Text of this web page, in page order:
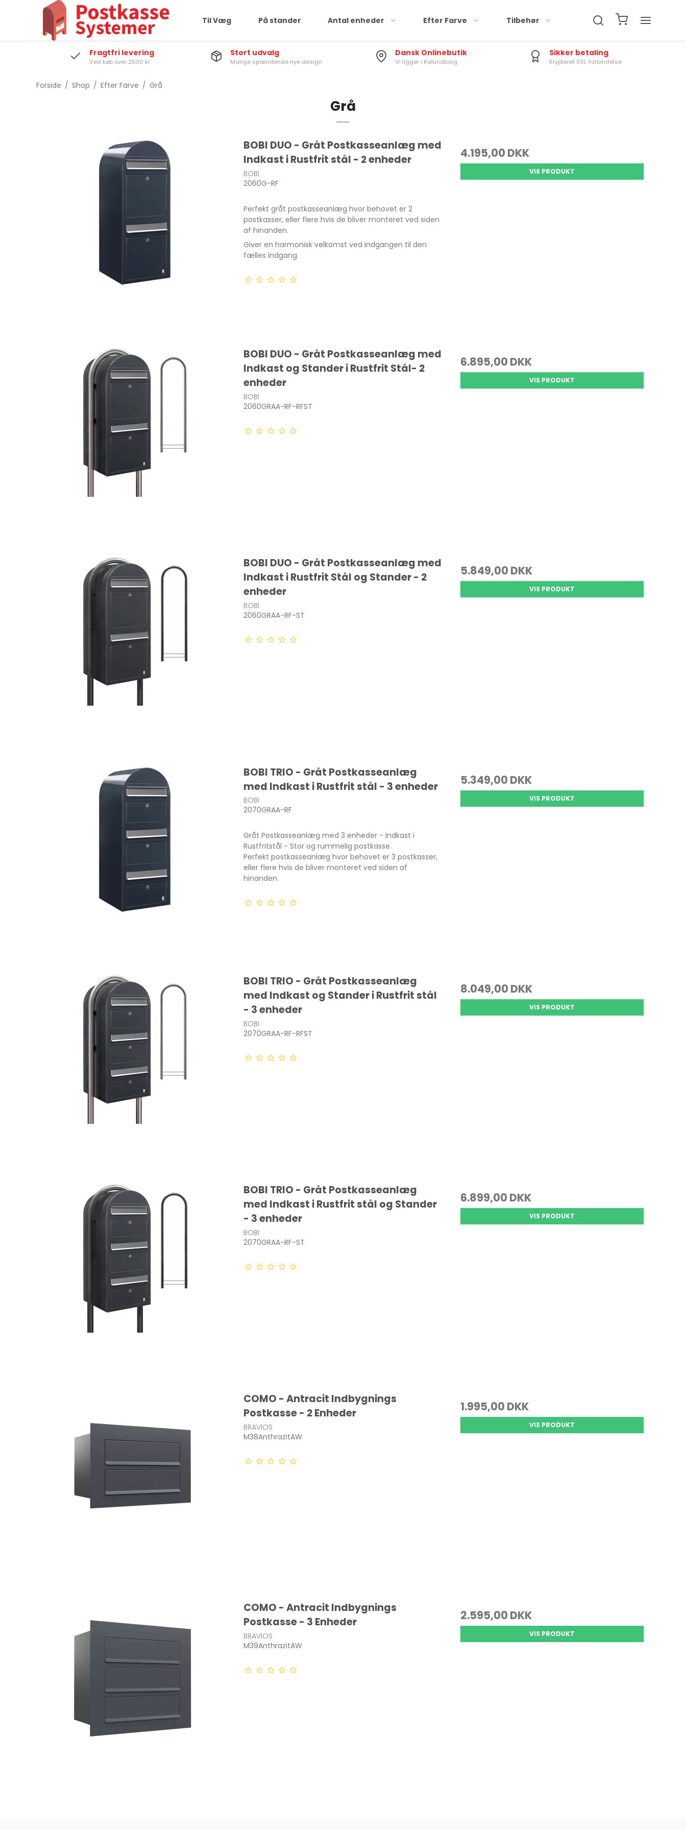
Til Væg På stander Antal enheder Efter Farve Tilbehør
Fragtfri levering
Ved køb over 2500 kr.
Stort udvalg
Mange spændende nye design
Dansk Onlinebutik
Vi ligger i Kalundborg
Sikker betaling
Krypteret SSL-forbindelse
Forside / Shop / Efter Farve / Grå
Grå
BOBI DUO - Gråt Postkasseanlæg med
Indkast i Rustfrit stål - 2 enheder
BOBI
2060G-RF
Perfekt gråt postkasseanlæg hvor behovet er 2
postkasser, eller flere hvis de bliver monteret ved siden
af hinanden.
Giver en harmonisk velkomst ved indgangen til den
fælles indgang.
4.195,00 DKK
VIS PRODUKT
BOBI DUO - Gråt Postkasseanlæg med
Indkast og Stander i Rustfrit Stål- 2
enheder
BOBI
2060GRAA-RF-RFST
6.895,00 DKK
VIS PRODUKT
BOBI DUO - Gråt Postkasseanlæg med
Indkast i Rustfrit Stål og Stander - 2
enheder
BOBI
2060GRAA-RF-ST
5.849,00 DKK
VIS PRODUKT
BOBI TRIO - Gråt Postkasseanlæg
med Indkast i Rustfrit stål - 3 enheder
BOBI
2070GRAA-RF
Gråt Postkasseanlæg med 3 enheder - Indkast i
Rustfritstål - Stor og rummelig postkasse.
Perfekt postkasseanlæg hvor behovet er 3 postkasser,
eller flere hvis de bliver monteret ved siden af
hinanden.
5.349,00 DKK
VIS PRODUKT
BOBI TRIO - Gråt Postkasseanlæg
med Indkast og Stander i Rustfrit stål
- 3 enheder
BOBI
2070GRAA-RF-RFST
8.049,00 DKK
VIS PRODUKT
BOBI TRIO - Gråt Postkasseanlæg
med Indkast i Rustfrit stål og Stander
- 3 enheder
BOBI
2070GRAA-RF-ST
6.899,00 DKK
VIS PRODUKT
COMO - Antracit Indbygnings
Postkasse - 2 Enheder
BRAVIOS
M38AnthrazitAW
1.995,00 DKK
VIS PRODUKT
COMO - Antracit Indbygnings
Postkasse - 3 Enheder
BRAVIOS
M39AnthrazitAW
2.595,00 DKK
VIS PRODUKT